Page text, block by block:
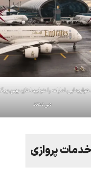
هواپیمایی امارات را هواپیماهای پهن
می‌دهند
خدمات پروازی